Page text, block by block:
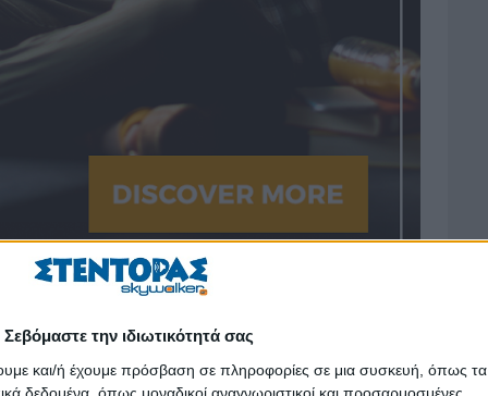
Σεβόμαστε την ιδιωτικότητά σας
και/ή έχουμε πρόσβαση σε πληροφορίες σε μια συσκευή, όπως τα
δεδομένα, όπως μοναδικοί αναγνωριστικοί και προσαρμοσμένες
διεθνή εμπειρία και να σπουδάσεις στο εξωτερικό;
για σένα στον κόσμο των MBA και των πτυχίων